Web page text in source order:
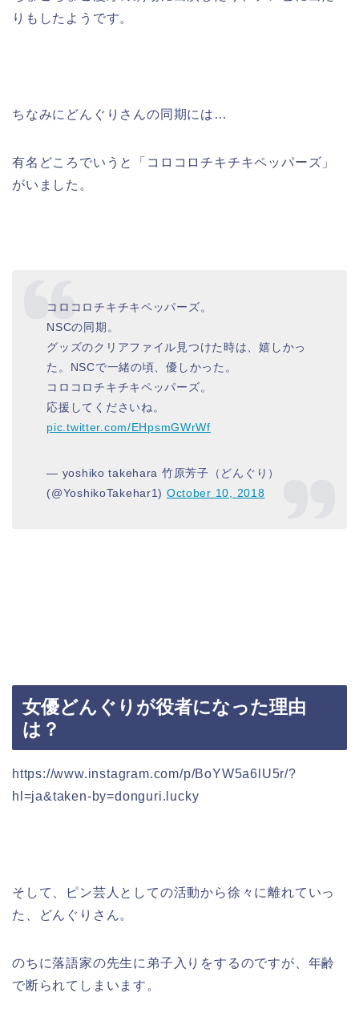
りもしたようです。
ちなみにどんぐりさんの同期には…
有名どころでいうと「コロコロチキチキペッパーズ」
がいました。
コロコロチキチキペッパーズ。
NSCの同期。
グッズのクリアファイル見つけた時は、嬉しかっ
た。NSCで一緒の頃、優しかった。
コロコロチキチキペッパーズ。
応援してくださいね。
pic.twitter.com/EHpsmGWrWf
— yoshiko takehara 竹原芳子（どんぐり）
(@YoshikoTakehar1) October 10, 2018
女優どんぐりが役者になった理由
は？
https://www.instagram.com/p/BoYW5a6lU5r/?
hl=ja&taken-by=donguri.lucky
そして、ピン芸人としての活動から徐々に離れていっ
た、どんぐりさん。
のちに落語家の先生に弟子入りをするのですが、年齢
で断られてしまいます。